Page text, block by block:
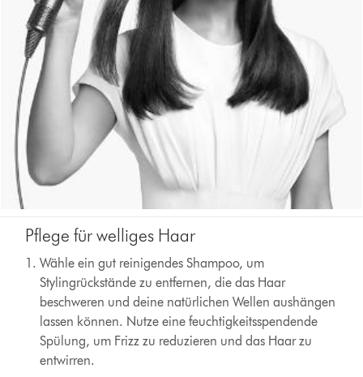
Pflege für welliges Haar
Wähle ein gut reinigendes Shampoo, um
Stylingrückstände zu entfernen, die das Haar
beschweren und deine natürlichen Wellen aushängen
lassen können. Nutze eine feuchtigkeitsspendende
Spülung, um Frizz zu reduzieren und das Haar zu
entwirren.